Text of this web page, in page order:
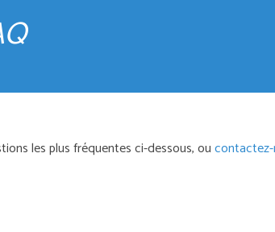
les plus fréquentes ci-dessous, ou